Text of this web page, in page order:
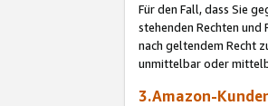
Für den Fall, dass Sie
stehenden Rechten
nach geltendem Recht
unmittelbar oder
3.Amazon-